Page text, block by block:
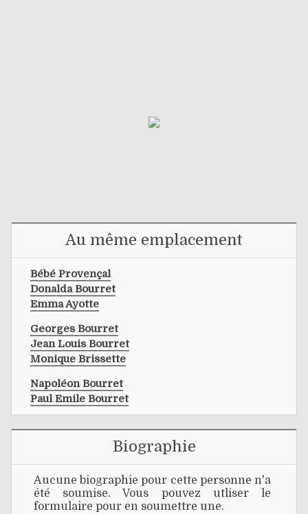
Au même emplacement
Bébé Provençal
Donalda Bourret
Emma Ayotte
Georges Bourret
Jean Louis Bourret
Monique Brissette
Napoléon Bourret
Paul Emile Bourret
Biographie
Aucune biographie pour cette personne n'a
été soumise. Vous pouvez utliser le
formulaire pour en soumettre une.